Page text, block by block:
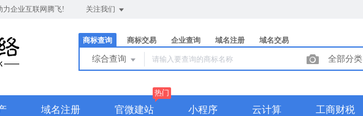
力企业互联网腾飞! 关注我们
商标查询 商标交易 企业查询 域名注册 域名交易
综合查询 全部分类
域名注册 官微建站
热门
小程序 云计算 工商财税